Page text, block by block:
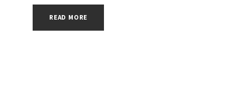
READ MORE